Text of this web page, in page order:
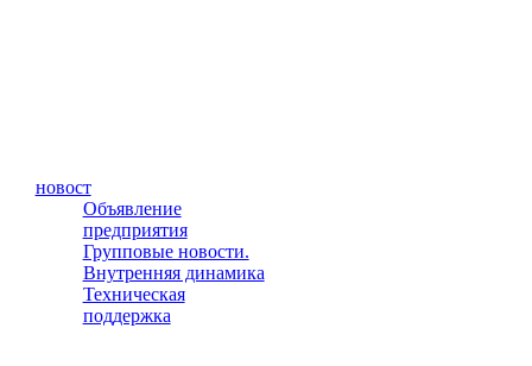
новост
Объявление
предприятия
Групповые новости.
Внутренняя динамика
Техническая
поддержка